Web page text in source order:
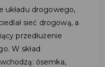
układu drogowego,
sieć drogową, a
przedłużenie
W skład
ósemka,